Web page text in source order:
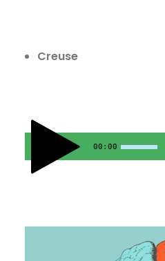
Creuse
00:00